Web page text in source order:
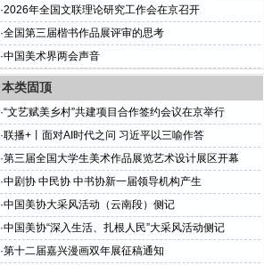
·2026年全国文联理论研究工作会在京召开
·全国第三届楷书作品展评审的思考
·中国美术界两会声音
本类固顶
·“文艺赋美乡村”共建项目合作签约会议在京举行
·联播+丨面对AI时代之问 习近平以三喻作答
·第三届全国大学生美术作品展览艺术设计展区开幕
·中剧协 中民协 中书协新一届领导机构产生
·中国美协大采风活动（云南段）侧记
·中国美协“深入生活、扎根人民”大采风活动侧记
·第十二届嘉兴漫画双年展征稿通知